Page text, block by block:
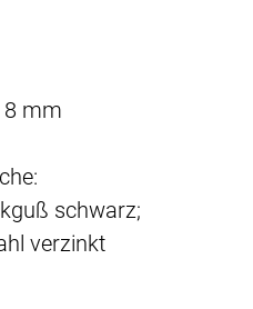
8 mm
schwarz;
verzinkt